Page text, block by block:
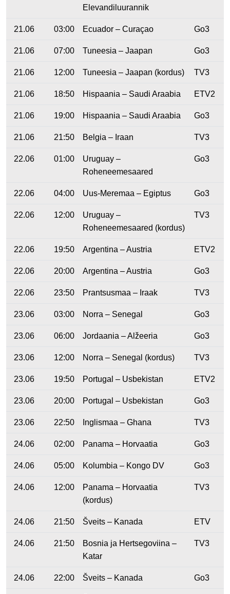
Elevandiluurannik
21.06 03:00 Ecuador – Curaçao Go3
21.06 07:00 Tuneesia – Jaapan Go3
21.06 12:00 Tuneesia – Jaapan (kordus) TV3
21.06 18:50 Hispaania – Saudi Araabia ETV2
21.06 19:00 Hispaania – Saudi Araabia Go3
21.06 21:50 Belgia – Iraan TV3
22.06 01:00
Uruguay –
Roheneemesaared
Go3
22.06 04:00 Uus-Meremaa – Egiptus Go3
22.06 12:00
Uruguay –
Roheneemesaared (kordus)
TV3
22.06 19:50 Argentina – Austria ETV2
22.06 20:00 Argentina – Austria Go3
22.06 23:50 Prantsusmaa – Iraak TV3
23.06 03:00 Norra – Senegal Go3
23.06 06:00 Jordaania – Alžeeria Go3
23.06 12:00 Norra – Senegal (kordus) TV3
23.06 19:50 Portugal – Usbekistan ETV2
23.06 20:00 Portugal – Usbekistan Go3
23.06 22:50 Inglismaa – Ghana TV3
24.06 02:00 Panama – Horvaatia Go3
24.06 05:00 Kolumbia – Kongo DV Go3
24.06 12:00
Panama – Horvaatia
(kordus)
TV3
24.06 21:50 Šveits – Kanada ETV
24.06 21:50
Bosnia ja Hertsegoviina –
Katar
TV3
24.06 22:00 Šveits – Kanada Go3